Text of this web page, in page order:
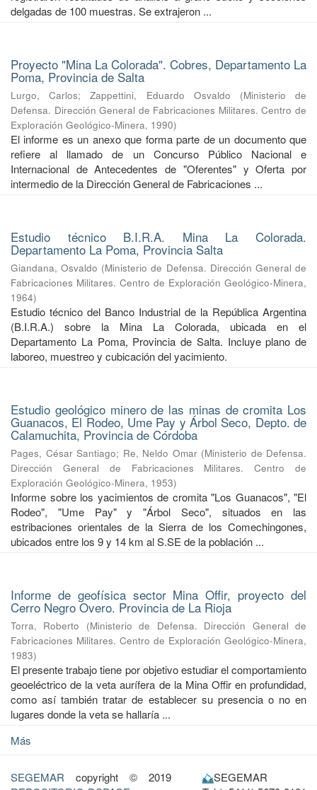
delgadas de 100 muestras. Se extrajeron ...
Proyecto "Mina La Colorada". Cobres, Departamento La
Poma, Provincia de Salta
Lurgo, Carlos;Zappettini, Eduardo Osvaldo (Ministerio de
Defensa. Dirección General de Fabricaciones Militares. Centro de
Exploración Geológico-Minera, 1990)
El informe es un anexo que forma parte de un documento que
refiere al llamado de un Concurso Público Nacional e
Internacional de Antecedentes de "Oferentes" y Oferta por
intermedio de la Dirección General de Fabricaciones ...
Estudio técnico B.I.R.A. Mina La Colorada.
Departamento La Poma, Provincia Salta
Giandana, Osvaldo (Ministerio de Defensa. Dirección General de
Fabricaciones Militares. Centro de Exploración Geológico-Minera,
1964)
Estudio técnico del Banco Industrial de la República Argentina
(B.I.R.A.) sobre la Mina La Colorada, ubicada en el
Departamento La Poma, Provincia de Salta. Incluye plano de
laboreo, muestreo y cubicación del yacimiento.
Estudio geológico minero de las minas de cromita Los
Guanacos, El Rodeo, Ume Pay y Árbol Seco, Depto. de
Calamuchita, Provincia de Córdoba
Pages, César Santiago; Re, Neldo Omar (Ministerio de Defensa.
Dirección General de Fabricaciones Militares. Centro de
Exploración Geológico-Minera, 1953)
Informe sobre los yacimientos de cromita "Los Guanacos", "El
Rodeo", "Ume Pay" y "Árbol Seco", situados en las
estribaciones orientales de la Sierra de los Comechingones,
ubicados entre los 9 y 14 km al S.SE de la población ...
Informe de geofísica sector Mina Offir, proyecto del
Cerro Negro Overo. Provincia de La Rioja
Torra, Roberto (Ministerio de Defensa. Dirección General de
Fabricaciones Militares. Centro de Exploración Geológico-Minera,
1983)
El presente trabajo tiene por objetivo estudiar el comportamiento
geoeléctrico de la veta aurífera de la Mina Offir en profundidad,
como así también tratar de establecer su presencia o no en
lugares donde la veta se hallaría ...
Más
SEGEMAR copyright © 2019
SEGEMAR